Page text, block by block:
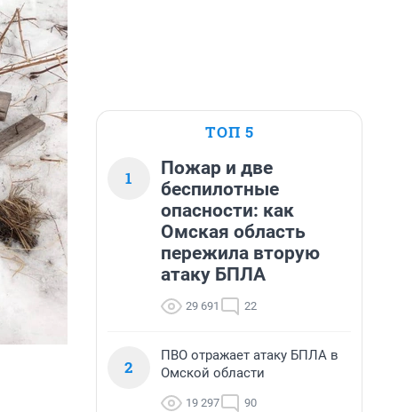
ТОП 5
1
Пожар и две
беспилотные
опасности: как
Омская область
пережила вторую
атаку БПЛА
29 691 22
2
ПВО отражает атаку БПЛА в
Омской области
19 297 90